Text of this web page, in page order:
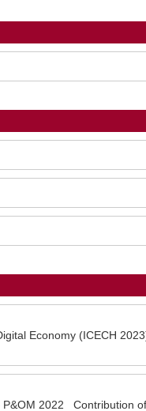
Economy (ICECH
2022 Contribution